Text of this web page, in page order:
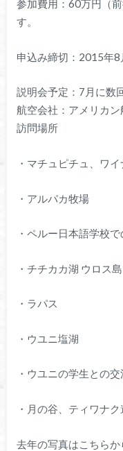
参加費用：60万円（
す。
申込み締切：2015年8
説明会予定：7月に数
航空会社：アメリカン
訪問場所
・マチュピチュ、ワ
・アルパカ牧場
・ペルー日本語学校
・チチカカ湖 ウロス
・ラパス
・ウユニ塩湖
・ウユニの学生との交
・月の谷、ティワナ
去年の写真はこちらか